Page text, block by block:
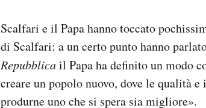
Scalfari e il Papa hanno toccato
di Scalfari: a un certo punto hanno
Repubblicail Papa ha definito un modo
creare un popolo nuovo, dove le qualità
produrne uno che si spera sia migliore».